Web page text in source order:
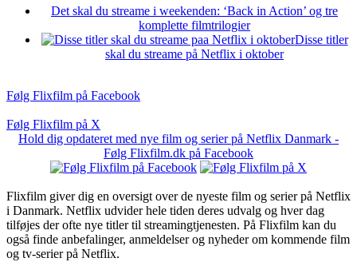
Det skal du streame i weekenden: ‘Back in Action’ og tre
komplette filmtrilogier
Disse titler
skal du streame på Netflix i oktober
Følg Flixfilm på Facebook
Følg Flixfilm på X
Hold dig opdateret med nye film og serier på Netflix Danmark -
Følg Flixfilm.dk på Facebook
Flixfilm giver dig en oversigt over de nyeste film og serier på Netflix
i Danmark. Netflix udvider hele tiden deres udvalg og hver dag
tilføjes der ofte nye titler til streamingtjenesten. På Flixfilm kan du
også finde anbefalinger, anmeldelser og nyheder om kommende film
og tv-serier på Netflix.